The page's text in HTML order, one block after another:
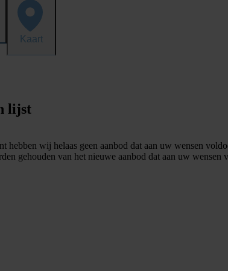
Kaart
lijst
hebben wij helaas geen aanbod dat aan uw wensen
gehouden van het nieuwe aanbod dat aan uw wensen